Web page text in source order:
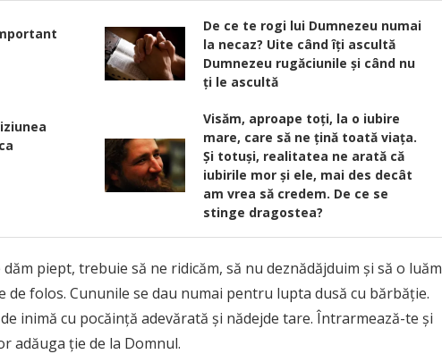
De ce te rogi lui Dumnezeu numai
la necaz? Uite când îți ascultă
Dumnezeu rugăciunile și când nu
ți le ascultă
Visăm, aproape toţi, la o iubire
mare, care să ne ţină toată viaţa.
Şi totuşi, realitatea ne arată că
iubirile mor şi ele, mai des decât
am vrea să credem. De ce se
stinge dragostea?
piept, trebuie să ne ridicăm, să nu deznădăjduim şi să o luăm
de folos. Cununile se dau numai pentru lupta dusă cu bărbăţie.
inimă cu pocăinţă adevărată şi nădejde tare. Întrarmează-te şi
adăuga ţie de la Domnul.